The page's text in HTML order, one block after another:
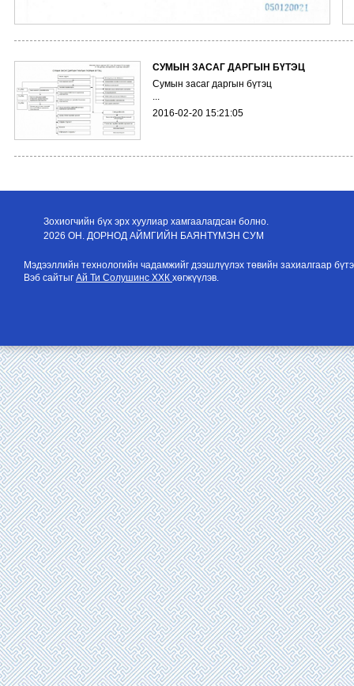
СУМЫН ЗАСАГ ДАРГЫН БҮТЭЦ
Сумын засаг даргын бүтэц
...
2016-02-20 15:21:05
Зохиогчийн бүх эрх хуулиар хамгаалагдсан болно.
2026 ОН. ДОРНОД АЙМГИЙН БАЯНТҮМЭН СУМ
Мэдээллийн технологийн чадамжийг дээшлүүлэх төвийн захиалгаар
Вэб сайтыг Ай Ти Солушинс ХХК хөгжүүлэв.